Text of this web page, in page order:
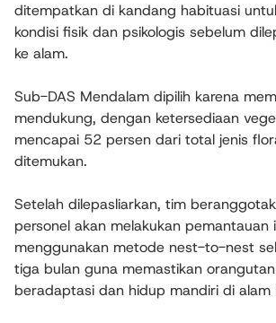
ditempatkan di kandang habituasi
kondisi fisik dan psikologis sebelum
ke alam.
Sub-DAS Mendalam dipilih karena
mendukung, dengan ketersediaan
mencapai 52 persen dari total jenis
ditemukan.
Setelah dilepasliarkan, tim
personel akan melakukan pemantauan
menggunakan metode nest-to-nest
tiga bulan guna memastikan
beradaptasi dan hidup mandiri di alam